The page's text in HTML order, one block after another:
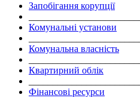
Запобігання корупції
Комунальні установи
Комунальна власність
Квартирний облік
Фінансові ресурси